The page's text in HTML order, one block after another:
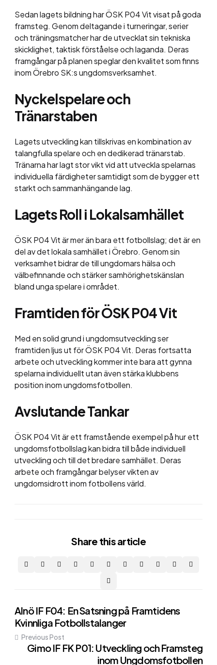
Sedan lagets bildning har ÖSK P04 Vit visat på goda
framsteg. Genom deltagande i turneringar, serier
och träningsmatcher har de utvecklat sin tekniska
skicklighet, taktisk förståelse och laganda. Deras
framgångar på planen speglar den kvalitet som finns
inom Örebro SK:s ungdomsverksamhet.
Nyckelspelare och
Tränarstaben
Lagets utveckling kan tillskrivas en kombination av
talangfulla spelare och en dedikerad tränarstab.
Tränarna har lagt stor vikt vid att utveckla spelarnas
individuella färdigheter samtidigt som de bygger ett
starkt och sammanhängande lag.
Lagets Roll i Lokalsamhället
ÖSK P04 Vit är mer än bara ett fotbollslag; det är en
del av det lokala samhället i Örebro. Genom sin
verksamhet bidrar de till ungdomars hälsa och
välbefinnande och stärker samhörighetskänslan
bland unga spelare i området.
Framtiden för ÖSK P04 Vit
Med en solid grund i ungdomsutveckling ser
framtiden ljus ut för ÖSK P04 Vit. Deras fortsatta
arbete och utveckling kommer inte bara att gynna
spelarna individuellt utan även stärka klubbens
position inom ungdomsfotbollen.
Avslutande Tankar
ÖSK P04 Vit är ett framstående exempel på hur ett
ungdomsfotbollslag kan bidra till både individuell
utveckling och till det bredare samhället. Deras
arbete och framgångar belyser vikten av
ungdomsidrott inom fotbollens värld.
Share this article
Post
navigation
Alnö IF F04: En Satsning på Framtidens
Kvinnliga Fotbollstalanger
Previous Post
Gimo IF FK P01: Utveckling och Framsteg
inom Ungdomsfotbollen